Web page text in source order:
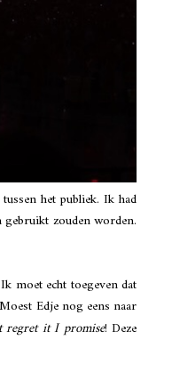
het publiek. Ik had
gebruikt zouden worden.
moet echt toegeven dat
Edje nog eens naar
regret it I promise!Deze